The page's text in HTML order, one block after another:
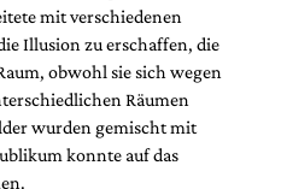
mit verschiedenen
Illusion zu erschaffen, die
obwohl sie sich wegen
Räumen
wurden gemischt mit
konnte auf das